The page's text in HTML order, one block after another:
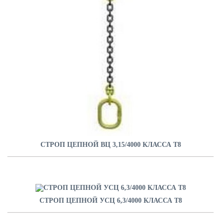
СТРОП ЦЕПНОЙ ВЦ 3,15/4000 КЛАССА Т8
СТРОП ЦЕПНОЙ УСЦ 6,3/4000 КЛАССА Т8